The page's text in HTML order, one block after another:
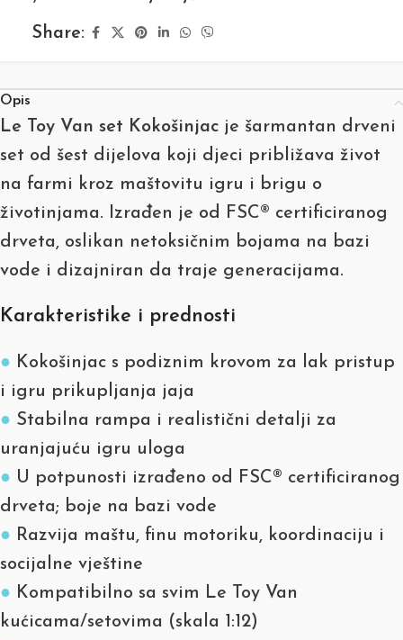
Share:
Opis
Le Toy Van set Kokošinjac je šarmantan drveni
set od šest dijelova koji djeci približava život
na farmi kroz maštovitu igru i brigu o
životinjama. Izrađen je od FSC® certificiranog
drveta, oslikan netoksičnim bojama na bazi
vode i dizajniran da traje generacijama.
Karakteristike i prednosti
● Kokošinjac s podiznim krovom za lak pristup
i igru prikupljanja jaja
● Stabilna rampa i realistični detalji za
uranjajuću igru uloga
● U potpunosti izrađeno od FSC® certificiranog
drveta; boje na bazi vode
● Razvija maštu, finu motoriku, koordinaciju i
socijalne vještine
● Kompatibilno sa svim Le Toy Van
kućicama/setovima (skala 1:12)